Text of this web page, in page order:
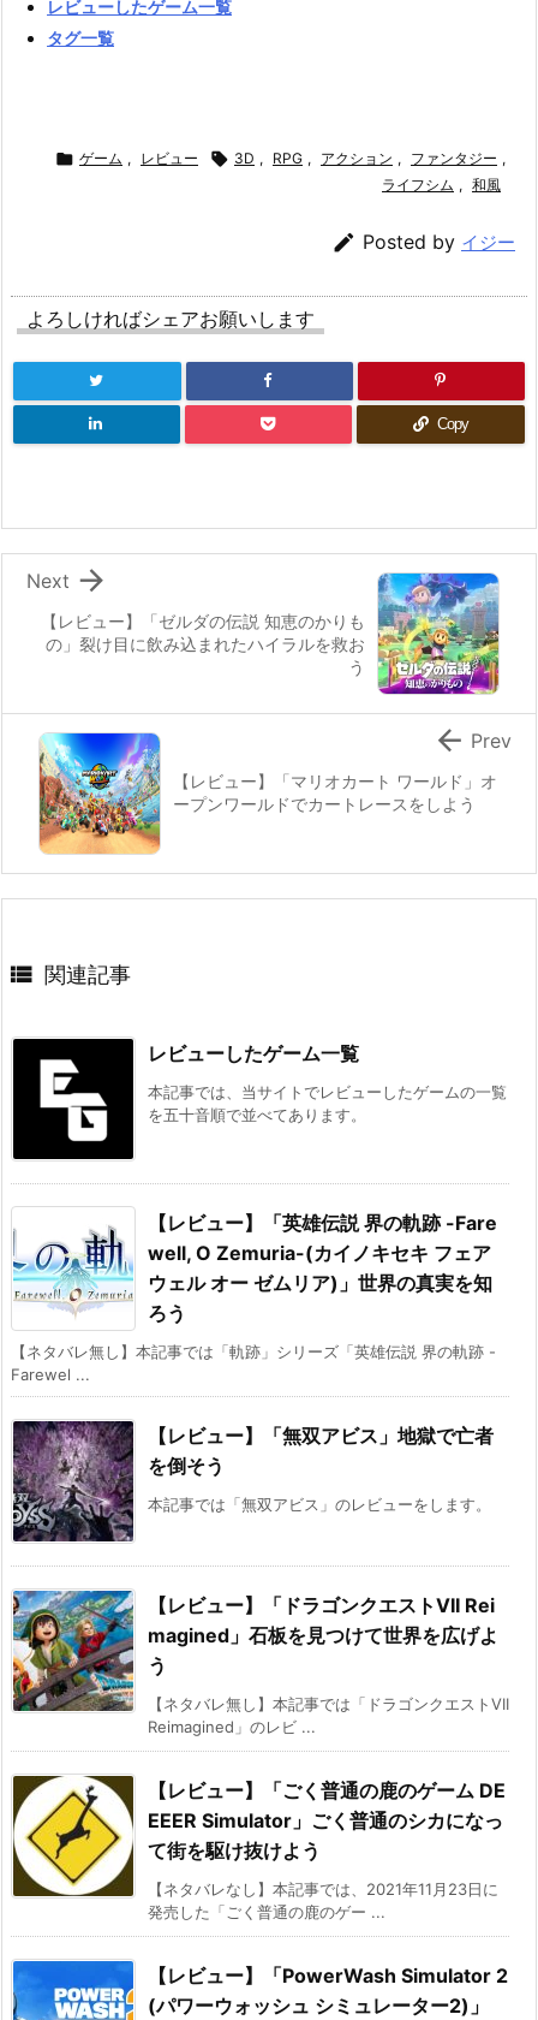
レビューしたゲーム一覧
タグ一覧
 ゲーム , レビュー  3D , RPG , アクション , ファンタジー ,
ライフシム , 和風
 Posted by イジー
よろしければシェアお願いします
Copy
【レビュー】「ゼルダの伝説 知恵のかりも
の」裂け目に飲み込まれたハイラルを救お
う

Next
【レビュー】「マリオカート ワールド」オ
ープンワールドでカートレースをしよう
 Prev
 関連記事
レビューしたゲーム一覧
本記事では、当サイトでレビューしたゲームの一覧
を五十音順で並べてあります。
【レビュー】「英雄伝説 界の軌跡 -Fare
well, O Zemuria-(カイノキセキ フェア
ウェル オー ゼムリア)」世界の真実を知
ろう
【ネタバレ無し】本記事では「軌跡」シリーズ「英雄伝説 界の軌跡 -
Farewel ...
【レビュー】「無双アビス」地獄で亡者
を倒そう
本記事では「無双アビス」のレビューをします。
【レビュー】「ドラゴンクエストVII Rei
magined」石板を見つけて世界を広げよ
う
【ネタバレ無し】本記事では「ドラゴンクエストVII
Reimagined」のレビ ...
【レビュー】「ごく普通の鹿のゲーム DE
EEER Simulator」ごく普通のシカになっ
て街を駆け抜けよう
【ネタバレなし】本記事では、2021年11月23日に
発売した「ごく普通の鹿のゲー ...
【レビュー】「PowerWash Simulator 2
(パワーウォッシュ シミュレーター2)」